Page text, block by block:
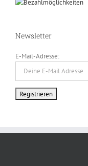
Newsletter
E-Mail-Adresse: